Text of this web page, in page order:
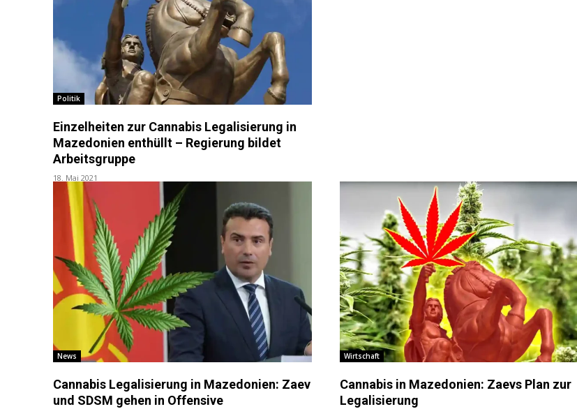
Politik
Einzelheiten zur Cannabis Legalisierung in
Mazedonien enthüllt – Regierung bildet
Arbeitsgruppe
18. Mai 2021
News
Cannabis Legalisierung in Mazedonien: Zaev
und SDSM gehen in Offensive
Wirtschaft
Cannabis in Mazedonien: Zaevs Plan zur
Legalisierung